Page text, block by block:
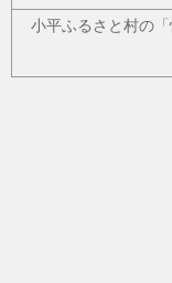
小平ふるさと村の